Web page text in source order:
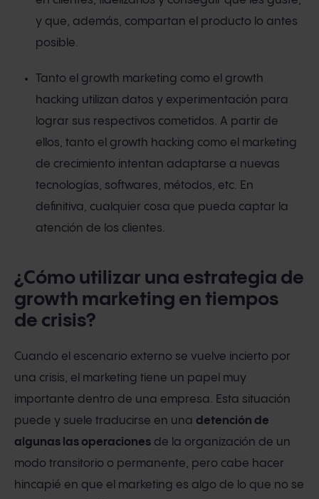
y que, además, compartan el producto lo antes
posible.
Tanto el growth marketing como el growth
hacking utilizan datos y experimentación para
lograr sus respectivos cometidos. A partir de
ellos, tanto el growth hacking como el marketing
de crecimiento intentan adaptarse a nuevas
tecnologías, softwares, métodos, etc. En
definitiva, cualquier cosa que pueda captar la
atención de los clientes.
¿Cómo utilizar una estrategia de
growth marketing en tiempos
de crisis?
Cuando el escenario externo se vuelve incierto por
una crisis, el marketing tiene un papel muy
importante dentro de una empresa. Esta situación
puede y suele traducirse en una detención de
algunas las operaciones de la organización de un
modo transitorio o permanente, pero cabe hacer
hincapié en que el marketing es algo de lo que no se